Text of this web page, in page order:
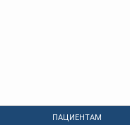
ПАЦИЕНТАМ